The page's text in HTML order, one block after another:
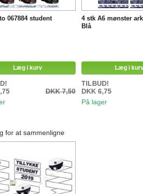
067884 student
Læg i kurv
DKK 7,50
4 stk A6 mønster
Blå
Læg i
TILBUD!
DKK 6,75
På lager
for at sammenligne